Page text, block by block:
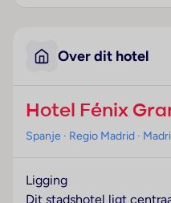
Over dit hotel
Hotel Fénix
Spanje · Regio Madrid ·
Ligging
Dit stadshotel ligt